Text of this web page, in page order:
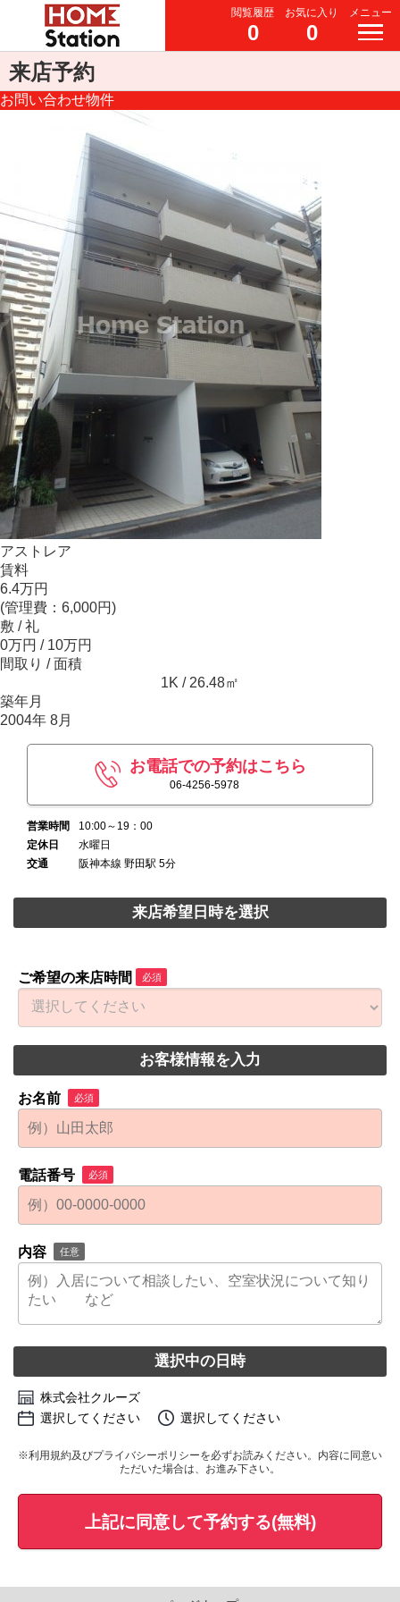
閲覧履歴
0
お気に入り
0
メニュー
来店予約
お問い合わせ物件
アストレア
賃料
6.4万円
(管理費：6,000円)
敷 / 礼
0万円 / 10万円
間取り / 面積
1K / 26.48㎡
築年月
2004年 8月
お電話での予約はこちら
06-4256-5978
営業時間
10:00～19：00
定休日
水曜日
交通
阪神本線 野田駅 5分
来店希望日時を選択
ご希望の来店時間 必須
お客様情報を入力
お名前 必須
電話番号 必須
内容 任意
選択中の日時
株式会社クルーズ
選択してください
選択してください
※利用規約及びプライバシーポリシーを必ずお読みください。内容に同意い
ただいた場合は、お進み下さい。
上記に同意して予約する(無料)